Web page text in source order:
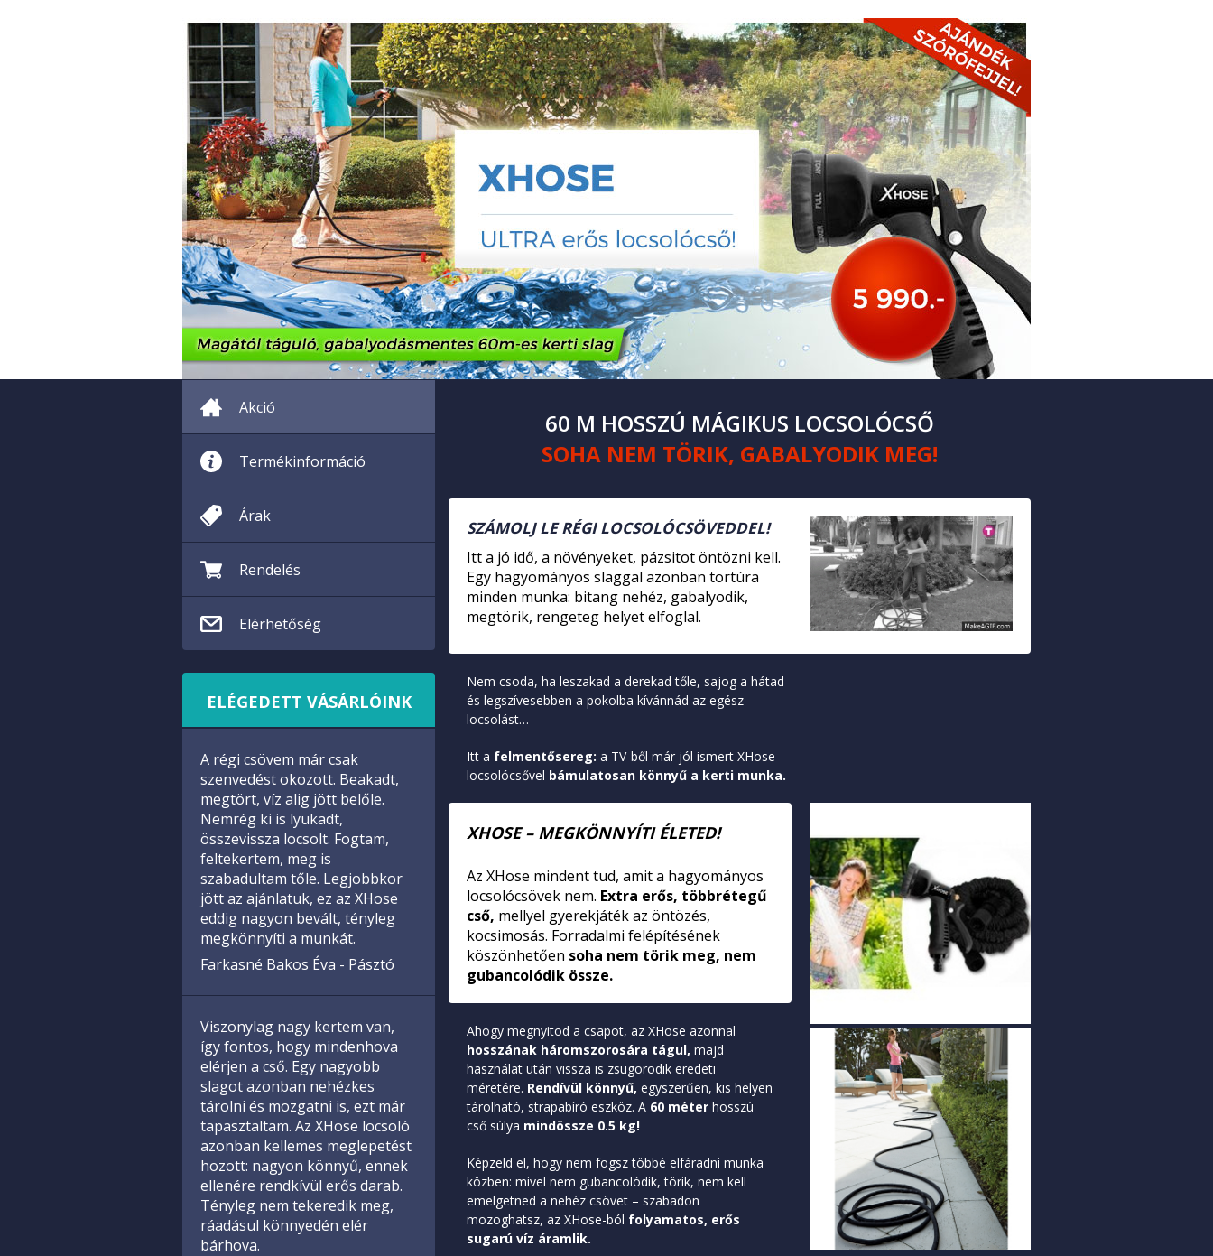
Akció
Termékinformáció
Árak
Rendelés
Elérhetőség
ELÉGEDETT VÁSÁRLÓINK
A régi csövem már csak
szenvedést okozott. Beakadt,
megtört, víz alig jött belőle.
Nemrég ki is lyukadt,
összevissza locsolt. Fogtam,
feltekertem, meg is
szabadultam tőle. Legjobbkor
jött az ajánlatuk, ez az XHose
eddig nagyon bevált, tényleg
megkönnyíti a munkát.
Farkasné Bakos Éva - Pásztó
Viszonylag nagy kertem van,
így fontos, hogy mindenhova
elérjen a cső. Egy nagyobb
slagot azonban nehézkes
tárolni és mozgatni is, ezt már
tapasztaltam. Az XHose locsoló
azonban kellemes meglepetést
hozott: nagyon könnyű, ennek
ellenére rendkívül erős darab.
Tényleg nem tekeredik meg,
ráadásul könnyedén elér
bárhova.
60 M HOSSZÚ MÁGIKUS LOCSOLÓCSŐ
SOHA NEM TÖRIK, GABALYODIK MEG!
SZÁMOLJ LE RÉGI LOCSOLÓCSÖVEDDEL!
Itt a jó idő, a növényeket, pázsitot öntözni kell.
Egy hagyományos slaggal azonban tortúra
minden munka: bitang nehéz, gabalyodik,
megtörik, rengeteg helyet elfoglal.
Nem csoda, ha leszakad a derekad tőle, sajog a hátad
és legszívesebben a pokolba kívánnád az egész
locsolást…
Itt a felmentősereg: a TV-ből már jól ismert XHose
locsolócsővel bámulatosan könnyű a kerti munka.
XHOSE – MEGKÖNNYÍTI ÉLETED!
Az XHose mindent tud, amit a hagyományos
locsolócsövek nem. Extra erős, többrétegű
cső, mellyel gyerekjáték az öntözés,
kocsimosás. Forradalmi felépítésének
köszönhetően soha nem törik meg, nem
gubancolódik össze.
Ahogy megnyitod a csapot, az XHose azonnal
hosszának háromszorosára tágul, majd
használat után vissza is zsugorodik eredeti
méretére. Rendívül könnyű, egyszerűen, kis helyen
tárolható, strapabíró eszköz. A 60 méter hosszú
cső súlya mindössze 0.5 kg!
Képzeld el, hogy nem fogsz többé elfáradni munka
közben: mivel nem gubancolódik, törik, nem kell
emelgetned a nehéz csövet – szabadon
mozoghatsz, az XHose-ból folyamatos, erős
sugarú víz áramlik.